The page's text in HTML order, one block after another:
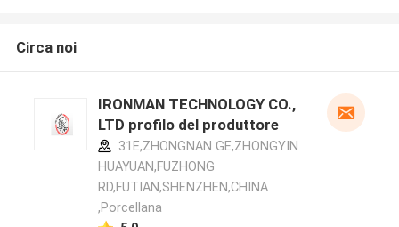
Circa noi
IRONMAN TECHNOLOGY CO.,
LTD profilo del produttore
31E,ZHONGNAN GE,ZHONGYIN
HUAYUAN,FUZHONG
RD,FUTIAN,SHENZHEN,CHINA
,Porcellana